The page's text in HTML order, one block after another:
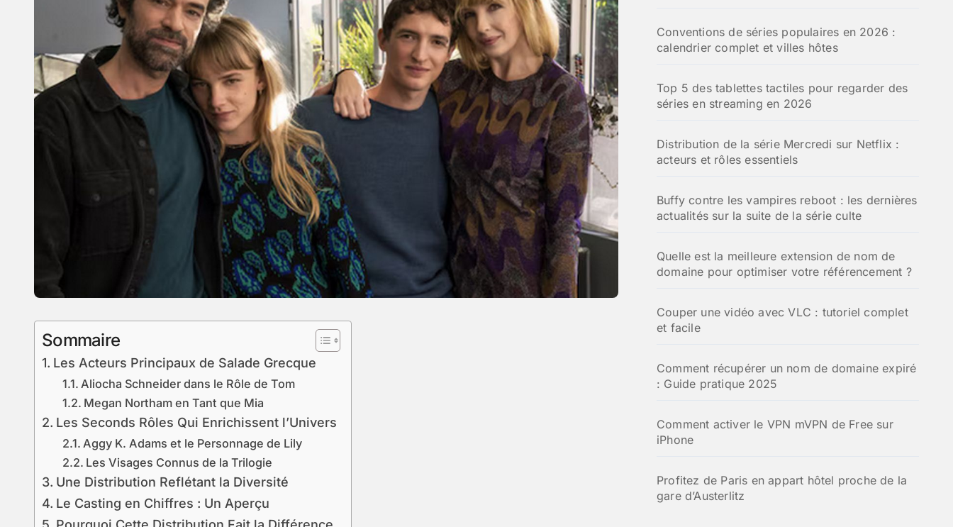
Sommaire
Les Acteurs Principaux de Salade Grecque
Aliocha Schneider dans le Rôle de Tom
Megan Northam en Tant que Mia
Les Seconds Rôles Qui Enrichissent l’Univers
Aggy K. Adams et le Personnage de Lily
Les Visages Connus de la Trilogie
Une Distribution Reflétant la Diversité
Le Casting en Chiffres : Un Aperçu
Conventions de séries populaires en 2026 :
calendrier complet et villes hôtes
Top 5 des tablettes tactiles pour regarder des
séries en streaming en 2026
Distribution de la série Mercredi sur Netflix :
acteurs et rôles essentiels
Buffy contre les vampires reboot : les dernières
actualités sur la suite de la série culte
Quelle est la meilleure extension de nom de
domaine pour optimiser votre référencement ?
Couper une vidéo avec VLC : tutoriel complet
et facile
Comment récupérer un nom de domaine expiré
: Guide pratique 2025
Comment activer le VPN mVPN de Free sur
iPhone
Profitez de Paris en appart hôtel proche de la
gare d’Austerlitz